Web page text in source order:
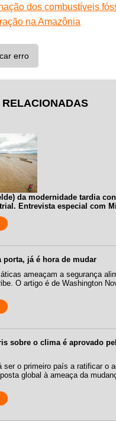
dos combustíveis
na Amazônia
erro
RELACIONADAS
da modernidade tardia
Entrevista especial com
porta, já é hora de mudar
ameaçam a segurança
O artigo é de Washington
sobre o clima é aprovado
ser o primeiro país a ratificar o
global à ameaça da